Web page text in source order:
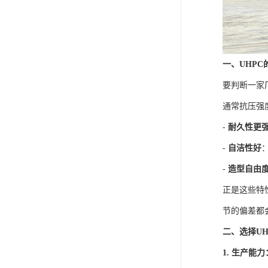
一、UHPC
要判断一家
通常抗压强
- 耐久性更
- 自洁性好
- 造型自由
正是这些特
节的偏差都
二、选择
1. 生产能力